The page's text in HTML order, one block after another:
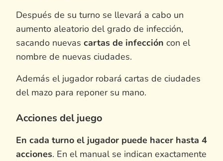
Después de su turno se llevará a cabo un
aumento aleatorio del grado de infección,
sacando nuevas cartas de infección con el
nombre de nuevas ciudades.
Además el jugador robará cartas de ciudades
del mazo para reponer su mano.
Acciones del juego
En cada turno el jugador puede hacer hasta 4
acciones. En el manual se indican exactamente